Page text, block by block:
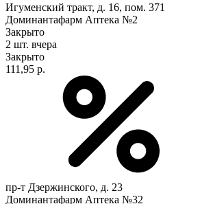
Игуменский тракт, д. 16, пом. 371
Доминантафарм Аптека №2
Закрыто
2 шт. вчера
Закрыто
111,95 р.
пр-т Дзержинского, д. 23
Доминантафарм Аптека №32